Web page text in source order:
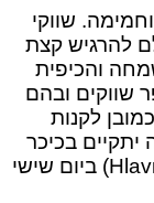
שווקי
קצת
ובהם
לקנות
בכיכר
המרכזית של ברטיסלבה (Hlavne namestie) ביום שישי